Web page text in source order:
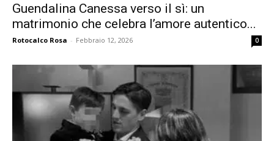
Guendalina Canessa verso il sì: un
matrimonio che celebra l’amore autentico...
Rotocalco Rosa - Febbraio 12, 2026 0